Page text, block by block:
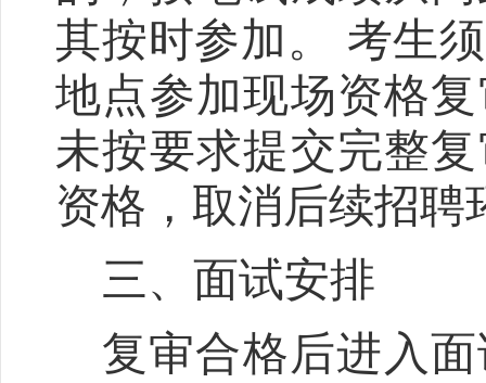
其按时参加。
考生
地点参加现场资格
未按要求提交完整
资格，取消后续招聘
三、 面试安排
复审合格后进入